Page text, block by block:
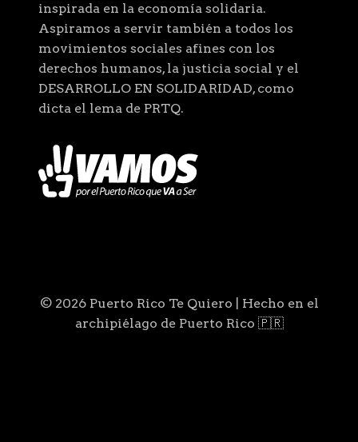
inspirada en la economía solidaria.
Aspiramos a servir también a todos los
movimientos sociales afines con los
derechos humanos, la justicia social y el
DESARROLLO EN SOLIDARIDAD, como
dicta el lema de PRTQ.
© 2026 Puerto Rico Te Quiero | Hecho en el
archipiélago de Puerto Rico 🇵🇷